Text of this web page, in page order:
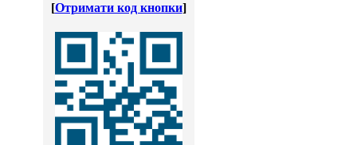
[Отримати код кнопки]